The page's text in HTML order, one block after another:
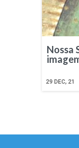
Nossa
29 DEC, 21